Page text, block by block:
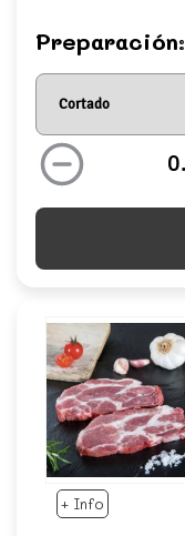
Preparación:
+ Info